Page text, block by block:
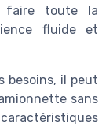
faire toute la
fluide et
besoins, il peut
sans